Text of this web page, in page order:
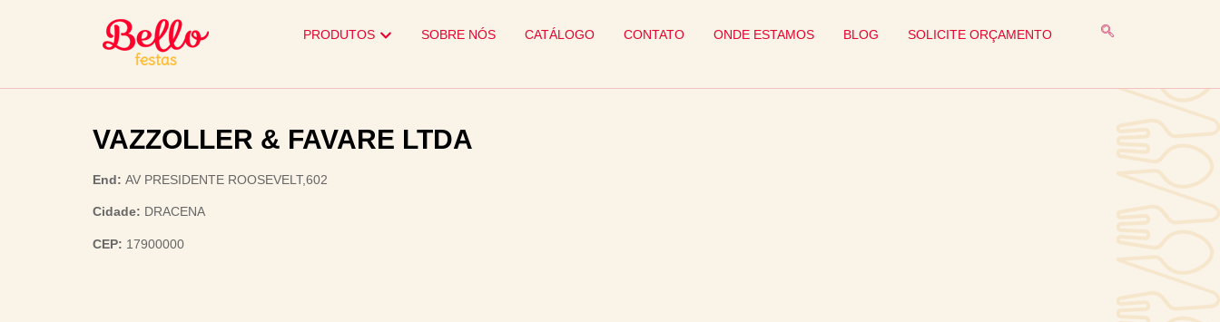
PRODUTOS SOBRE NÓS CATÁLOGO CONTATO ONDE ESTAMOS BLOG SOLICITE ORÇAMENTO
VAZZOLLER & FAVARE LTDA
End: AV PRESIDENTE ROOSEVELT,602
Cidade: DRACENA
CEP: 17900000